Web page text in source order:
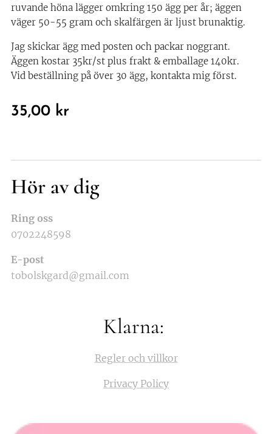
ruvande höna lägger omkring 150 ägg per år; äggen
väger 50-55 gram och skalfärgen är ljust brunaktig.
Jag skickar ägg med posten och packar noggrant.
Äggen kostar 35kr/st plus frakt & emballage 140kr.
Vid beställning på över 30 ägg, kontakta mig först.
35,00 kr
Hör av dig
Ring oss
0702248598
E-post
tobolskgard@gmail.com
Klarna:
Regler och villkor
Privacy Policy